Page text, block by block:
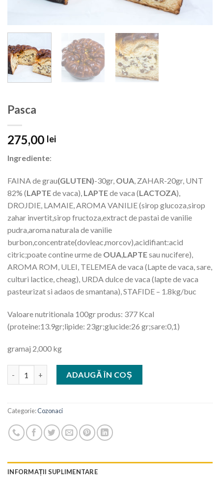
Pasca
275,00 lei
Ingrediente:
FAINA de grau(GLUTEN)-30gr, OUA, ZAHAR-20gr, UNT
82% (LAPTEde vaca), LAPTEde vaca (LACTOZA),
DROJDIE, LAMAIE, AROMA VANILIE (sirop glucoza,sirop
zahar invertit,sirop fructoza,extract de pastai de vanilie
pudra,aroma naturala de vanilie
burbon,concentrate(dovleac,morcov),acidifiant:acid
citric;poate contine urme de OUA,LAPTEsau nucifere),
AROMA ROM, ULEI, TELEMEA de vaca (Lapte de vaca, sare,
culturi lactice, cheag), URDA dulce de vaca (lapte de vaca
pasteurizat si adaos de smantana), STAFIDE – 1.8kg/buc
Valoare nutritionala 100gr produs: 377 Kcal
(proteine:13.9gr;lipide: 23gr;glucide:26 gr;sare:0,1)
gramaj 2,000 kg
ADAUGĂ ÎN COȘ
Categorie:Cozonaci
INFORMAȚII SUPLIMENTARE